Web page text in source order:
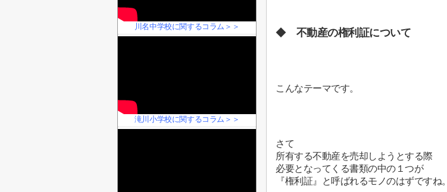
◆ 不動産の権利証について
こんなテーマです。
さて
所有する不動産を売却しようとする際
必要となってくる書類の中の１つが
『権利証』と呼ばれるモノのはずですね。
川名中学校に関するコラム＞＞
滝川小学校に関するコラム＞＞